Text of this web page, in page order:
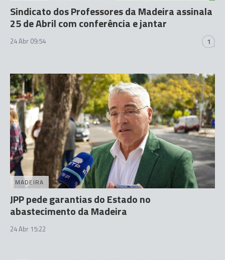
Sindicato dos Professores da Madeira assinala
25 de Abril com conferência e jantar
24 Abr 09:54 1
MADEIRA
JPP pede garantias do Estado no
abastecimento da Madeira
24 Abr 15:22